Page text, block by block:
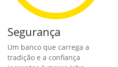
Segurança
Um banco que carrega a
tradição e a confiança